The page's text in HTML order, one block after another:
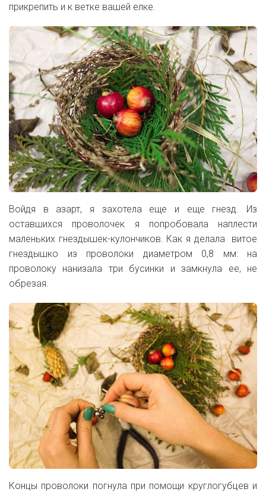
прикрепить и к ветке вашей елке.
Войдя в азарт, я захотела еще и еще гнезд. Из
оставшихся проволочек я попробовала наплести
маленьких гнездышек-кулончиков. Как я делала витое
гнездышко из проволоки диаметром 0,8 мм: на
проволоку нанизала три бусинки и замкнула ее, не
обрезая.
Концы проволоки погнула при помощи круглогубцев и